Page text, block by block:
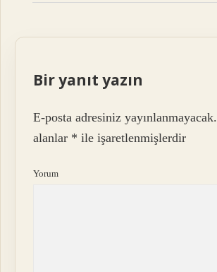
Bir yanıt yazın
E-posta adresiniz yayınlanmayacak.
alanlar * ile işaretlenmişlerdir
Yorum